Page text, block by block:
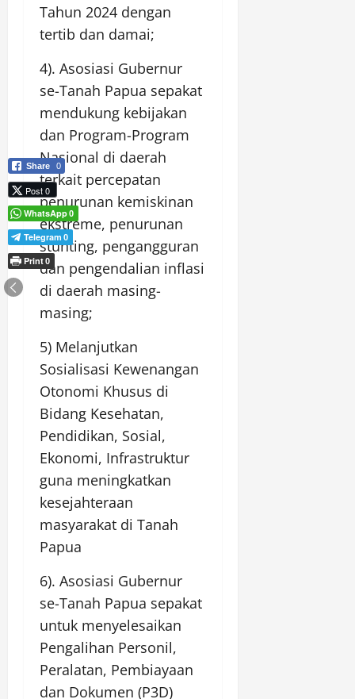
Tahun 2024 dengan
tertib dan damai;
4). Asosiasi Gubernur
se-Tanah Papua sepakat
mendukung kebijakan
dan Program-Program
Nasional di daerah
terkait percepatan
penurunan kemiskinan
ekstreme, penurunan
stunting, pengangguran
dan pengendalian inflasi
di daerah masing-
masing;
5) Melanjutkan
Sosialisasi Kewenangan
Otonomi Khusus di
Bidang Kesehatan,
Pendidikan, Sosial,
Ekonomi, Infrastruktur
guna meningkatkan
kesejahteraan
masyarakat di Tanah
Papua
6). Asosiasi Gubernur
se-Tanah Papua sepakat
untuk menyelesaikan
Pengalihan Personil,
Peralatan, Pembiayaan
dan Dokumen (P3D)
Share 0
Post 0
WhatsApp0
Telegram 0
Print0